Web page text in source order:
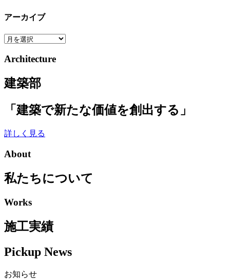
アーカイブ
ア
カ
ブ
Architecture
建築部
「建築で新たな価値を創出する」
詳しく見る
About
私たちについて
Works
施工実績
Pickup News
お知らせ